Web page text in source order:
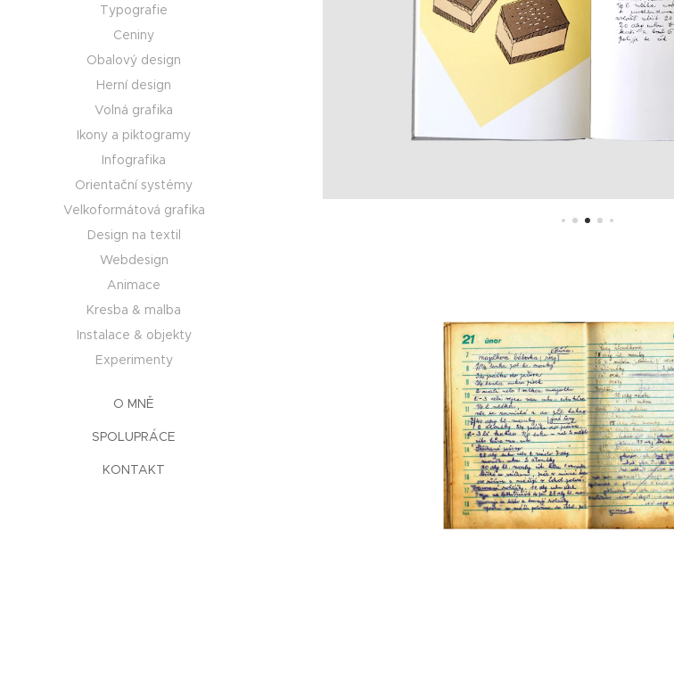
Typografie
Ceniny
Obalový design
Herní design
Volná grafika
Ikony a piktogramy
Infografika
Orientační systémy
Velkoformátová grafika
Design na textil
Webdesign
Animace
Kresba & malba
Instalace & objekty
Experimenty
O MNĚ
SPOLUPRÁCE
KONTAKT